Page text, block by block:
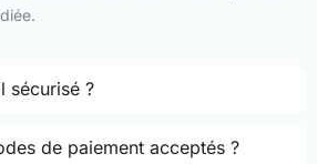
sécurisé ?
de paiement acceptés ?